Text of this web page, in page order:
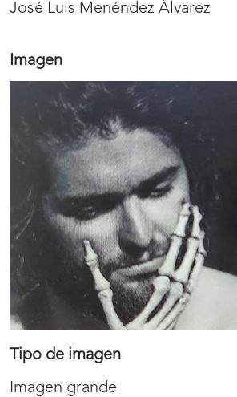
José Luis Menéndez Álvarez
Imagen
Tipo de imagen
Imagen grande